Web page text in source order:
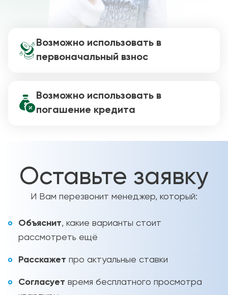
Возможно использовать в
первоначальный взнос
Возможно использовать в
погашение кредита
Оставьте заявку
И Вам перезвонит менеджер, который:
Объяснит, какие варианты стоит
рассмотреть ещё
Расскажет про актуальные ставки
Согласует время бесплатного просмотра